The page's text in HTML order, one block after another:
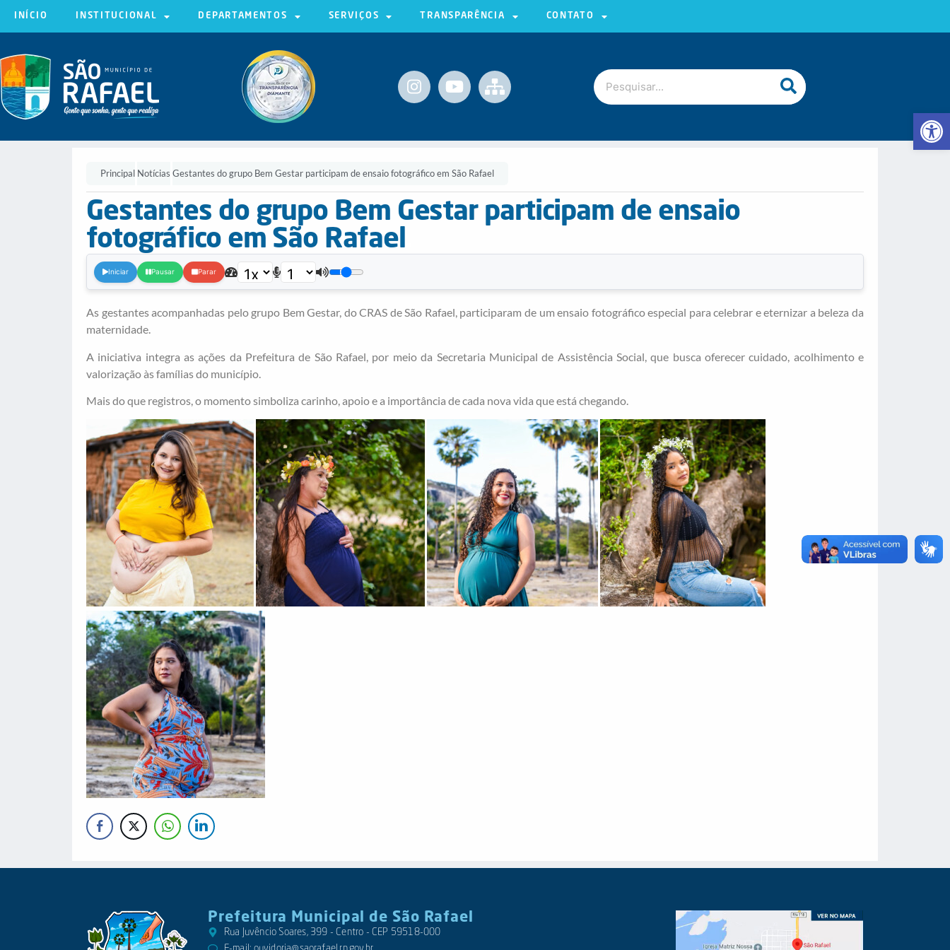
Abrir
INÍCIO INSTITUCIONAL DEPARTAMENTOS SERVIÇOS TRANSPARÊNCIA CONTATO
Principal Notícias Gestantes do grupo Bem Gestar participam de ensaio fotográfico em São Rafael
Gestantes do grupo Bem Gestar participam de ensaio
fotográfico em São Rafael
Iniciar Pausar Parar
As gestantes acompanhadas pelo grupo Bem Gestar, do CRAS de São Rafael, participaram de um ensaio fotográfico especial para celebrar e eternizar a beleza da
maternidade.
A iniciativa integra as ações da Prefeitura de São Rafael, por meio da Secretaria Municipal de Assistência Social, que busca oferecer cuidado, acolhimento e
valorização às famílias do município.
Mais do que registros, o momento simboliza carinho, apoio e a importância de cada nova vida que está chegando.
Prefeitura Municipal de São Rafael
Rua Juvêncio Soares, 399 - Centro - CEP 59518-000